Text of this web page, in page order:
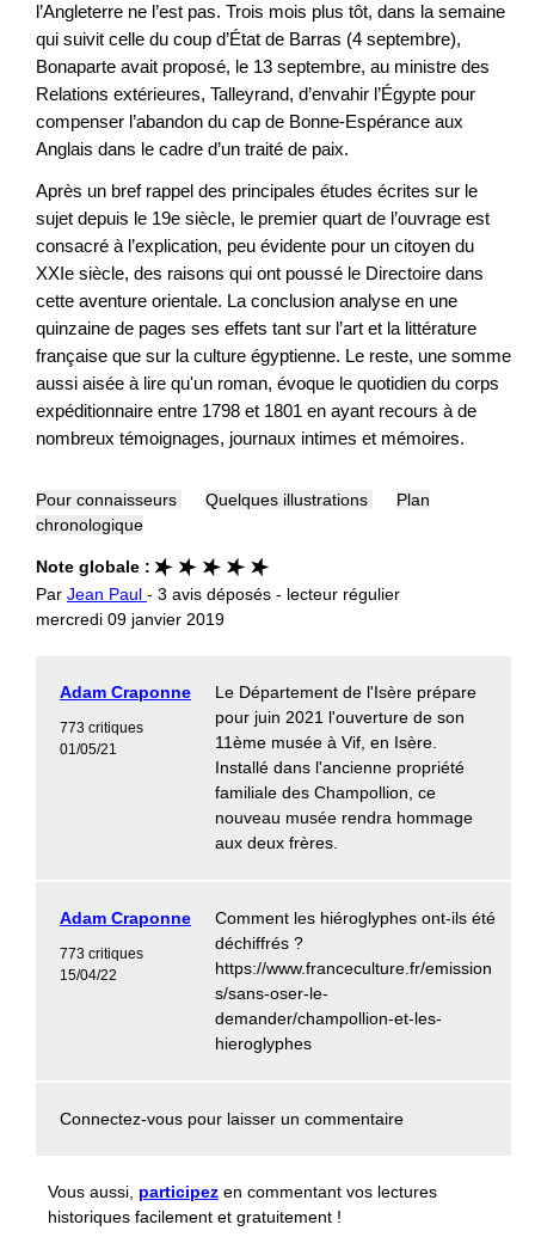
l’Angleterre ne l’est pas. Trois mois plus tôt, dans la semaine
qui suivit celle du coup d’État de Barras (4 septembre),
Bonaparte avait proposé, le 13 septembre, au ministre des
Relations extérieures, Talleyrand, d’envahir l’Égypte pour
compenser l’abandon du cap de Bonne-Espérance aux
Anglais dans le cadre d’un traité de paix.
Après un bref rappel des principales études écrites sur le
sujet depuis le 19e siècle, le premier quart de l’ouvrage est
consacré à l’explication, peu évidente pour un citoyen du
XXIe siècle, des raisons qui ont poussé le Directoire dans
cette aventure orientale. La conclusion analyse en une
quinzaine de pages ses effets tant sur l’art et la littérature
française que sur la culture égyptienne. Le reste, une somme
aussi aisée à lire qu'un roman, évoque le quotidien du corps
expéditionnaire entre 1798 et 1801 en ayant recours à de
nombreux témoignages, journaux intimes et mémoires.
Pour connaisseurs Quelques illustrations
Plan
chronologique
Note globale :
Par Jean Paul - 3 avis déposés - lecteur régulier
mercredi 09 janvier 2019
Adam Craponne
773 critiques
01/05/21
Le Département de l'Isère prépare
pour juin 2021 l'ouverture de son
11ème musée à Vif, en Isère.
Installé dans l'ancienne propriété
familiale des Champollion, ce
nouveau musée rendra hommage
aux deux frères.
Adam Craponne
773 critiques
15/04/22
Comment les hiéroglyphes ont-ils été
déchiffrés ?
https://www.franceculture.fr/emission
s/sans-oser-le-
demander/champollion-et-les-
hieroglyphes
Connectez-vous pour laisser un commentaire
Vous aussi, participez en commentant vos lectures
historiques facilement et gratuitement !